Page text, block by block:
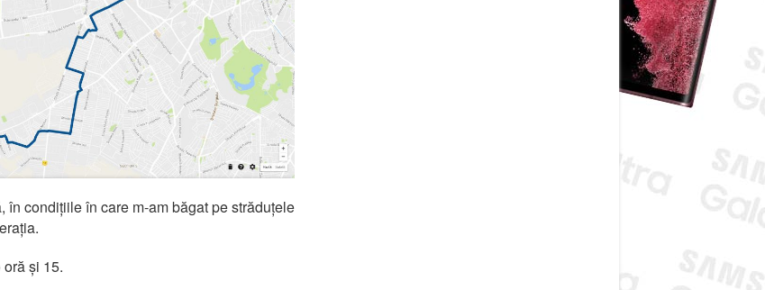
condițiile în care m-am băgat pe străduțele
și 15.